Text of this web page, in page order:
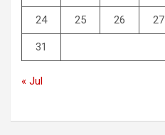
24 25 26 27
31
« Jul